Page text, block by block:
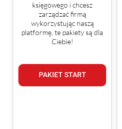
księgowego i chcesz
zarządzać firmą
wykorzystując naszą
platformę, te pakiety są dla
Ciebie!
PAKIET START